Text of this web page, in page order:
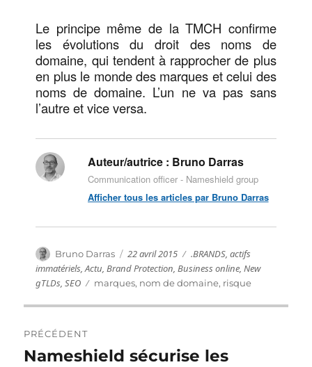
Le principe même de la TMCH confirme
les évolutions du droit des noms de
domaine, qui tendent à rapprocher de plus
en plus le monde des marques et celui des
noms de domaine. L’un ne va pas sans
l’autre et vice versa.
Auteur/autrice : Bruno Darras
Communication officer - Nameshield group
Afficher tous les articles par Bruno Darras
Auteur
Bruno Darras Publié
le
22 avril 2015 Catégories
.BRANDS,actifs
immatériels,Actu,Brand Protection,Business online,New
gTLDs,SEO Étiquettes
marques, nom de domaine, risque
de
PRÉCÉDENT
Publication
Nameshield sécurise les